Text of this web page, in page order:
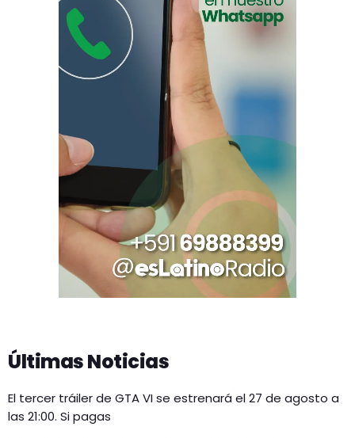
Últimas Noticias
El tercer tráiler de GTA VI se estrenará el 27 de agosto a
las 21:00. Si pagas